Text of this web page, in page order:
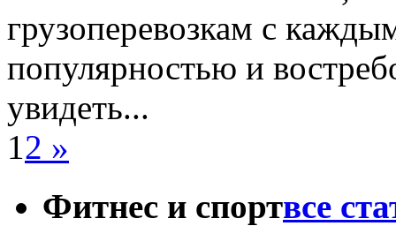
грузоперевозкам с
популярностью и
увидеть...
12 »
Фитнес и спортвсе